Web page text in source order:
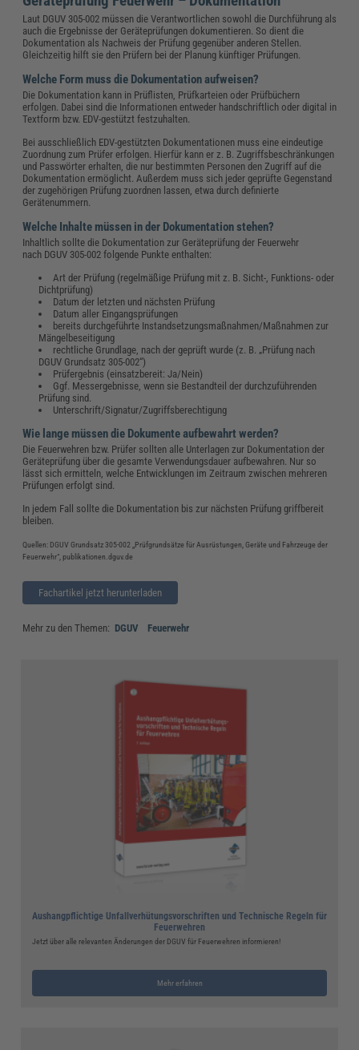
Laut DGUV 305-002 müssen die Verantwortlichen sowohl die Durchführung als
auch die Ergebnisse der Geräteprüfungen dokumentieren. So dient die
Dokumentation als Nachweis der Prüfung gegenüber anderen Stellen.
Gleichzeitig hilft sie den Prüfern bei der Planung künftiger Prüfungen.
Welche Form muss die Dokumentation aufweisen?
Die Dokumentation kann in Prüflisten, Prüfkarteien oder Prüfbüchern
erfolgen. Dabei sind die Informationen entweder handschriftlich oder digital in
Textform bzw. EDV-gestützt festzuhalten.
Bei ausschließlich EDV-gestützten Dokumentationen muss eine eindeutige
Zuordnung zum Prüfer erfolgen. Hierfür kann er z. B. Zugriffsbeschränkungen
und Passwörter erhalten, die nur bestimmten Personen den Zugriff auf die
Dokumentation ermöglicht. Außerdem muss sich jeder geprüfte Gegenstand
der zugehörigen Prüfung zuordnen lassen, etwa durch definierte
Gerätenummern.
Welche Inhalte müssen in der Dokumentation stehen?
Inhaltlich sollte die Dokumentation zur Geräteprüfung der Feuerwehr
nach DGUV 305-002 folgende Punkte enthalten:
Art der Prüfung (regelmäßige Prüfung mit z. B. Sicht-, Funktions- oder
Dichtprüfung)
Datum der letzten und nächsten Prüfung
Datum aller Eingangsprüfungen
bereits durchgeführte Instandsetzungsmaßnahmen/Maßnahmen zur
Mängelbeseitigung
rechtliche Grundlage, nach der geprüft wurde (z. B. „Prüfung nach
DGUV Grundsatz 305-002“)
Prüfergebnis (einsatzbereit: Ja/Nein)
Ggf. Messergebnisse, wenn sie Bestandteil der durchzuführenden
Prüfung sind.
Unterschrift/Signatur/Zugriffsberechtigung
Wie lange müssen die Dokumente aufbewahrt werden?
Die Feuerwehren bzw. Prüfer sollten alle Unterlagen zur Dokumentation der
Geräteprüfung über die gesamte Verwendungsdauer aufbewahren. Nur so
lässt sich ermitteln, welche Entwicklungen im Zeitraum zwischen mehreren
Prüfungen erfolgt sind.
In jedem Fall sollte die Dokumentation bis zur nächsten Prüfung griffbereit
bleiben.
Quellen: DGUV Grundsatz 305-002 „Prüfgrundsätze für Ausrüstungen, Geräte und Fahrzeuge der
Feuerwehr“, publikationen.dguv.de
Fachartikel jetzt herunterladen
Mehr zu den Themen: DGUV Feuerwehr
Aushangpflichtige Unfallverhütungsvorschriften und Technische Regeln für
Feuerwehren
Jetzt über alle relevanten Änderungen der DGUV für Feuerwehren informieren!
Mehr erfahren